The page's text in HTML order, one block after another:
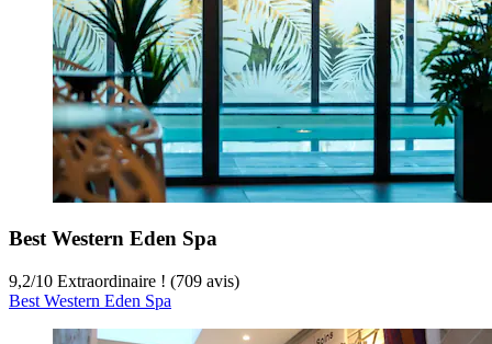
Best Western Eden Spa
9,2/10 Extraordinaire ! (709 avis)
Best Western Eden Spa